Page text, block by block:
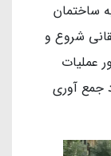
برق 4 مگاوات به ساختمان
شروع و
عملیات
جمع آوری